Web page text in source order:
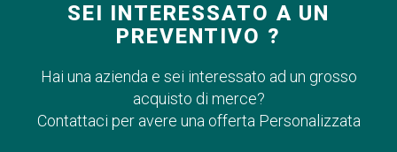
SEI INTERESSATO A UN
PREVENTIVO ?
Hai una azienda e sei interessato ad un grosso
acquisto di merce?
Contattaci per avere una offerta Personalizzata